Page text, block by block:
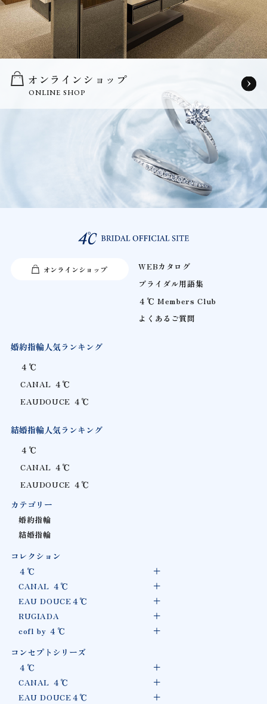
オンラインショップ
ONLINE SHOP
オンラインショップ
WEBカタログ
ブライダル用語集
４℃ Members Club
よくあるご質問
婚約指輪人気ランキング
４℃
CANAL ４℃
EAUDOUCE ４℃
結婚指輪人気ランキング
４℃
CANAL ４℃
EAUDOUCE ４℃
カテゴリー
婚約指輪
結婚指輪
コレクション
４℃
CANAL ４℃
EAU DOUCE４℃
RUGIADA
cofl by ４℃
コンセプトシリーズ
４℃
CANAL ４℃
EAU DOUCE４℃